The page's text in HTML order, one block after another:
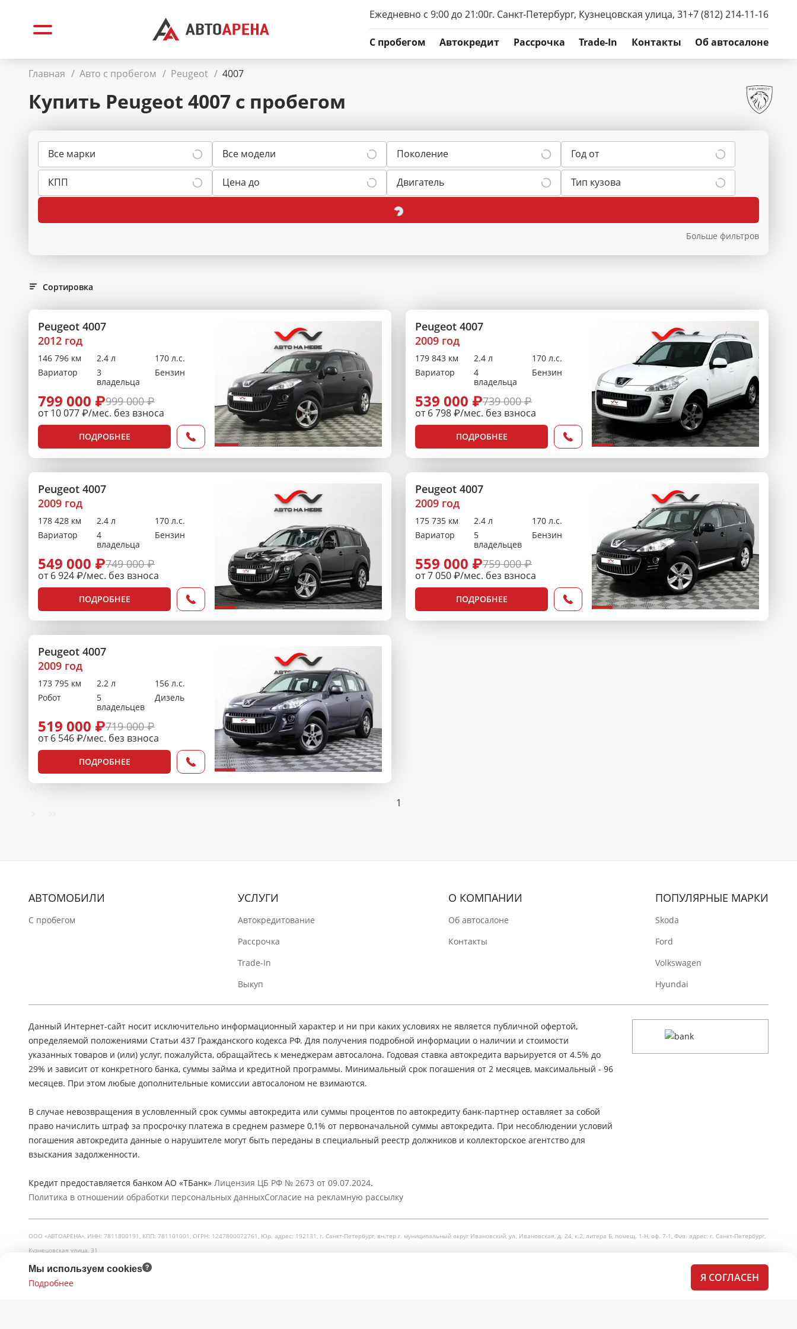
Ежедневно с 9:00 до 21:00г. Санкт-Петербург, Кузнецовская улица, 31+7 (812) 214-11-16
C пробегом Автокредит Рассрочка Trade-In Контакты Об автосалоне
Главная / Авто с пробегом / Peugeot / 4007
Купить Peugeot 4007 с пробегом
Все марки Все модели Поколение Год от
КПП Цена до Двигатель Тип кузова
Больше фильтров
Сортировка
Peugeot 4007
2012 год
146 796 км 2.4 л
170 л.с.
Вариатор
3
владельца
Бензин
799 000 ₽999 000 ₽
от 10 077 ₽/мес. без взноса
ПОДРОБНЕЕ
Peugeot 4007
2009 год
179 843 км 2.4 л
170 л.с.
Вариатор
4
владельца
Бензин
539 000 ₽739 000 ₽
от 6 798 ₽/мес. без взноса
ПОДРОБНЕЕ
Peugeot 4007
2009 год
178 428 км 2.4 л
170 л.с.
Вариатор
4
владельца
Бензин
549 000 ₽749 000 ₽
от 6 924 ₽/мес. без взноса
ПОДРОБНЕЕ
Peugeot 4007
2009 год
175 735 км 2.4 л
170 л.с.
Вариатор
5
владельцев
Бензин
559 000 ₽759 000 ₽
от 7 050 ₽/мес. без взноса
ПОДРОБНЕЕ
Peugeot 4007
2009 год
173 795 км 2.2 л
156 л.с.
Робот
5
владельцев
Дизель
519 000 ₽719 000 ₽
от 6 546 ₽/мес. без взноса
ПОДРОБНЕЕ
1
АВТОМОБИЛИ
C пробегом
УСЛУГИ
Автокредитование
Рассрочка
Trade-In
Выкуп
О КОМПАНИИ
Об автосалоне
Контакты
ПОПУЛЯРНЫЕ МАРКИ
Skoda
Ford
Volkswagen
Hyundai
Данный Интернет-сайт носит исключительно информационный характер и ни при каких условиях не является публичной офертой,
определяемой положениями Статьи 437 Гражданского кодекса РФ. Для получения подробной информации о наличии и стоимости
указанных товаров и (или) услуг, пожалуйста, обращайтесь к менеджерам автосалона. Годовая ставка автокредита варьируется от 4.5% до
29% и зависит от конкретного банка, суммы займа и кредитной программы. Минимальный срок погашения от 2 месяцев, максимальный - 96
месяцев. При этом любые дополнительные комиссии автосалоном не взимаются.
В случае невозвращения в условленный срок суммы автокредита или суммы процентов по автокредиту банк-партнер оставляет за собой
право начислить штраф за просрочку платежа в среднем размере 0,1% от первоначальной суммы автокредита. При несоблюдении условий
погашения автокредита данные о нарушителе могут быть переданы в специальный реестр должников и коллекторское агентство для
взыскания задолженности.
Кредит предоставляется банком АО «ТБанк» Лицензия ЦБ РФ № 2673 от 09.07.2024.
Политика в отношении обработки персональных данныхСогласие на рекламную рассылку
ООО «АВТОАРЕНА», ИНН: 7811800191, КПП: 781101001, ОГРН: 1247800072761, Юр. адрес: 192131, г. Санкт-Петербург, вн.тер.г. муниципальный округ Ивановский, ул. Ивановская, д. 24, к.2, литера Б, помещ. 1-Н, оф. 7-1, Физ. адрес: г. Санкт-Петербург,
Кузнецовская улица, 31
Принимаем к оплате:
Мы используем cookies
Подробнее Я СОГЛАСЕН